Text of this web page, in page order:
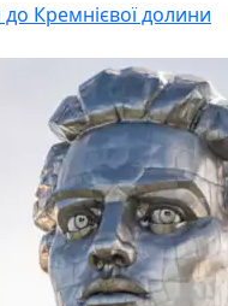
до Кремнієвої долини